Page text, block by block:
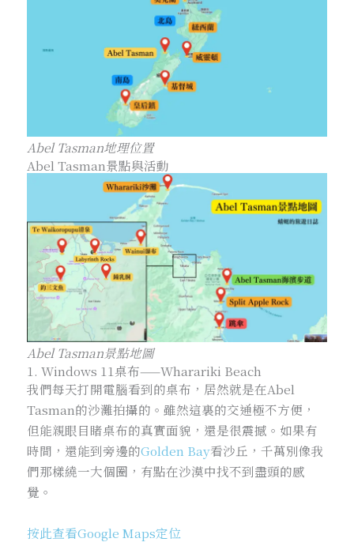
Abel Tasman地理位置
Abel Tasman景點與活動
Abel Tasman景點地圖
1. Windows 11桌布——Wharariki Beach
我們每天打開電腦看到的桌布，居然就是在Abel
Tasman的沙灘拍攝的。雖然這裏的交通極不方便，
但能親眼目睹桌布的真實面貌，還是很震撼。如果有
時間，還能到旁邊的Golden Bay看沙丘，千萬別像我
們那樣繞一大個圈，有點在沙漠中找不到盡頭的感
覺。
按此查看Google Maps定位